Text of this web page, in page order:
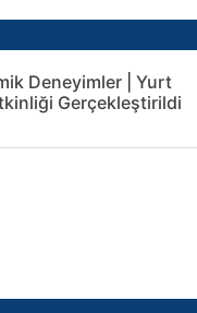
Deneyimler | Yurt
Gerçekleştirildi